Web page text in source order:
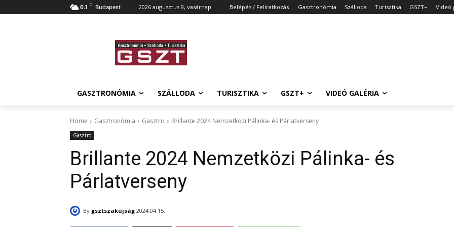
6.1 C Budapest 2026 augusztus 9, vasárnap Belépés / Feliratkozás Gasztronómia Szálloda Turisztika GSZT+ Videó
GASZTRONÓMIA SZÁLLODA TURISZTIKA GSZT+ VIDEÓ GALÉRIA
Home Gasztronómia Gasztro Brillante 2024 Nemzetközi Pálinka- és Párlatverseny
Gasztro
Brillante 2024 Nemzetközi Pálinka- és
Párlatverseny
By gsztszakújság 2024.04.15.